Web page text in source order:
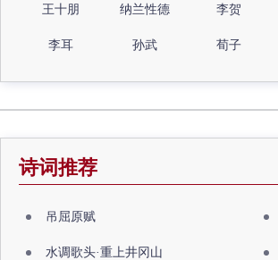
王十朋 纳兰性德 李贺
李耳 孙武 荀子
诗词推荐
吊屈原赋
水调歌头·重上井冈山